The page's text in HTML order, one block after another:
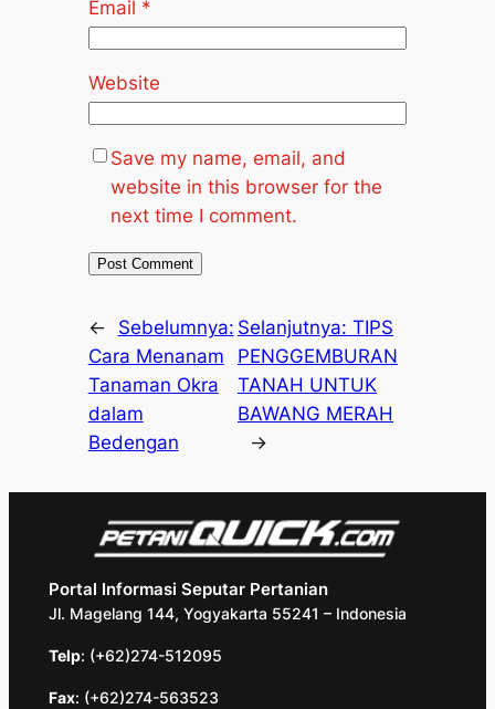
Email *
Website
Save my name, email, and
website in this browser for the
next time I comment.
←
Sebelumnya:
Cara Menanam
Tanaman Okra
dalam
Bedengan
Selanjutnya: TIPS
PENGGEMBURAN
TANAH UNTUK
BAWANG MERAH
→
Portal Informasi Seputar Pertanian
Jl. Magelang 144, Yogyakarta 55241 – Indonesia
Telp: (+62)274-512095
Fax: (+62)274-563523